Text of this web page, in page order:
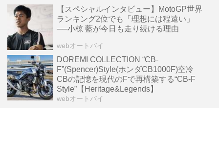
【スペシャルインタビュー】MotoGP世界
ランキング2位でも「理想には程遠い」
──小椋 藍が今日も走り続ける理由
webオートバイ
DOREMI COLLECTION “CB-
F”(Spencer)Style(ホンダCB1000F)空冷
CBの記憶を現代のFで再構築する“CB-F
Style”【Heritage&Legends】
webオートバイ